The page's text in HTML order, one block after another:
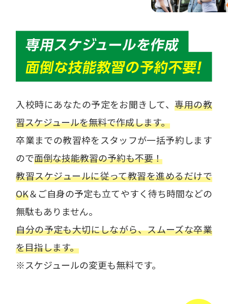
入校時にあなたの予定をお聞きして、専用の教
習スケジュールを無料で作成します。
卒業までの教習枠をスタッフが一括予約します
ので面倒な技能教習の予約も不要！
教習スケジュールに従って教習を進めるだけで
OK＆ご自身の予定も立てやすく待ち時間などの
無駄もありません。
自分の予定も大切にしながら、スムーズな卒業
を目指します。
※スケジュールの変更も無料です。